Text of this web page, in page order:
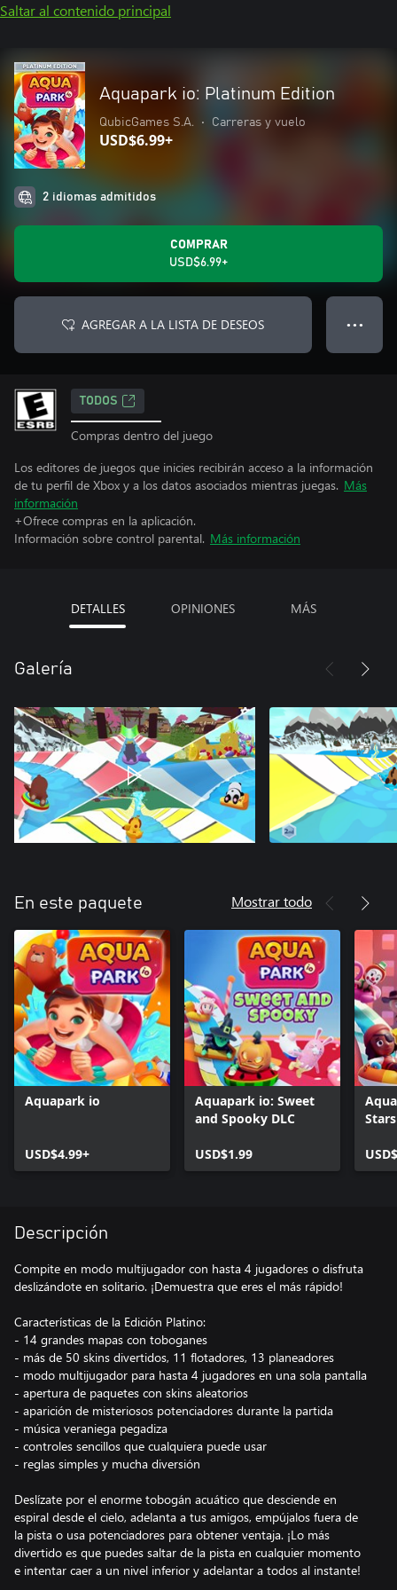
Saltar al contenido principal
Aquapark io: Platinum Edition
QubicGames S.A. • Carreras y vuelo
USD$6.99+
2 idiomas admitidos
COMPRAR
USD$6.99+
AGREGAR A LA LISTA DE DESEOS ● ● ●
TODOS
Compras dentro del juego
Los editores de juegos que inicies recibirán acceso a la información
de tu perfil de Xbox y a los datos asociados mientras juegas. Más
información
+Ofrece compras en la aplicación.
Información sobre control parental. Más información
DETALLES OPINIONES MÁS
Galería
En este paquete Mostrar todo
Aquapark io
USD$4.99+
Aquapark io: Sweet
and Spooky DLC
USD$1.99
Descripción
Compite en modo multijugador con hasta 4 jugadores o disfruta
deslizándote en solitario. ¡Demuestra que eres el más rápido!
Características de la Edición Platino:
- 14 grandes mapas con toboganes
- más de 50 skins divertidos, 11 flotadores, 13 planeadores
- modo multijugador para hasta 4 jugadores en una sola pantalla
- apertura de paquetes con skins aleatorios
- aparición de misteriosos potenciadores durante la partida
- música veraniega pegadiza
- controles sencillos que cualquiera puede usar
- reglas simples y mucha diversión
Deslízate por el enorme tobogán acuático que desciende en
espiral desde el cielo, adelanta a tus amigos, empújalos fuera de
la pista o usa potenciadores para obtener ventaja. ¡Lo más
divertido es que puedes saltar de la pista en cualquier momento